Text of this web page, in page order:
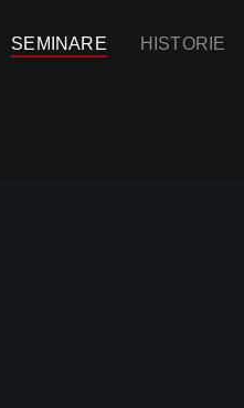
SEMINARE HISTORIE